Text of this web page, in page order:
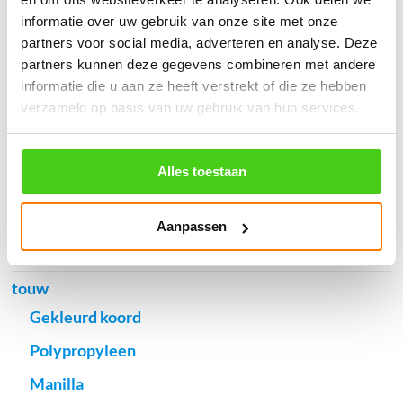
informatie over uw gebruik van onze site met onze
partners voor social media, adverteren en analyse. Deze
partners kunnen deze gegevens combineren met andere
informatie die u aan ze heeft verstrekt of die ze hebben
verzameld op basis van uw gebruik van hun services.
Alles toestaan
Aanpassen
Verzendkosten €5,45, boven €70,- gratis verstuurd
(* gewicht onder 32kg). Binnen 24 uur verstuurd.
Aantal meters worden geleverd aan een stuk.
Specifieke wensen (meerdere lengten) kunt u aangeven bij het
It Fjild 4 - 8621 EA Heeg - Friesland
Tel. +31(0) 629353302 -info@touwspecialist.nl
home
touw
Gekleurd koord
Polypropyleen
Manilla